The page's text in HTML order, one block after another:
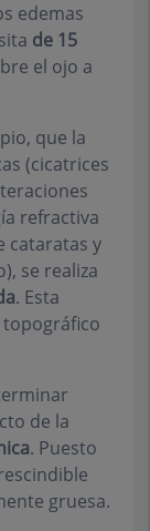
edemas
de 15
el ojo a
que la
(cicatrices
refractiva
cataratas y
se realiza
. Esta
de la
. Puesto
gruesa.